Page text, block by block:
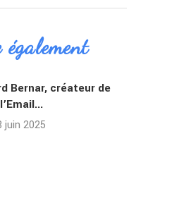
Bernar, créateur de
l’Email...
juin 2025